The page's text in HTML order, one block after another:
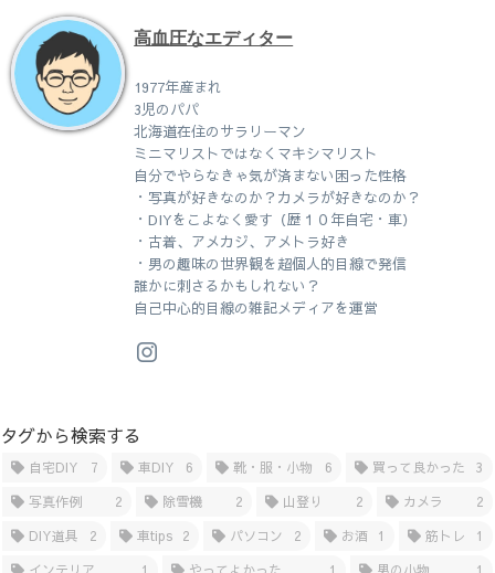
高血圧なエディター
1977年産まれ
3児のパパ
北海道在住のサラリーマン
ミニマリストではなくマキシマリスト
自分でやらなきゃ気が済まない困った性格
・写真が好きなのか？カメラが好きなのか？
・DIYをこよなく愛す（歴１０年自宅・車）
・古着、アメカジ、アメトラ好き
・男の趣味の世界観を超個人的目線で発信
誰かに刺さるかもしれない？
自己中心的目線の雑記メディアを運営
タグから検索する
自宅DIY 7 車DIY 6 靴・服・小物 6 買って良かった
3
写真作例
2 除雪機 2 山登り 2 カメラ
2
DIY道具
2 車tips 2 パソコン 2 お酒 1 筋トレ
1